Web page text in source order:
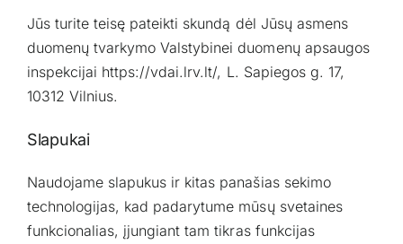
Jūs turite teisę pateikti skundą dėl Jūsų asmens
duomenų tvarkymo Valstybinei duomenų apsaugos
inspekcijai https://vdai.lrv.lt/, L. Sapiegos g. 17,
10312 Vilnius.
Slapukai
Naudojame slapukus ir kitas panašias sekimo
technologijas, kad padarytume mūsų svetaines
funkcionalias, įjungiant tam tikras funkcijas